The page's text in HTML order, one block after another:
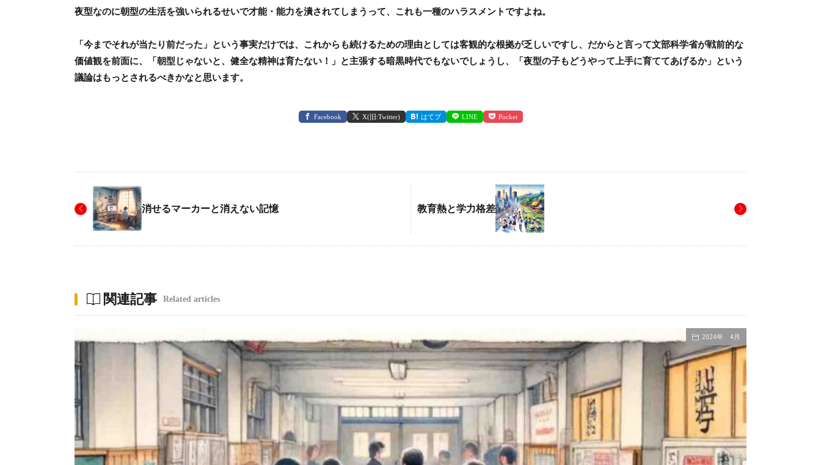
夜型なのに朝型の生活を強いられるせいで才能・能力を潰されてしまうって、これも一種のハラスメントですよね。
「今までそれが当たり前だった」という事実だけでは、これからも続けるための理由としては客観的な根拠が乏しいですし、だからと言って文部科学省が戦前的な
価値観を前面に、「朝型じゃないと、健全な精神は育たない！」と主張する暗黒時代でもないでしょうし、「夜型の子もどうやって上手に育ててあげるか」という
議論はもっとされるべきかなと思います。
Facebook X(旧:Twitter) はてブ LINE Pocket
消せるマーカーと消えない記憶 教育熱と学力格差
関連記事 Related articles
2024年 4月